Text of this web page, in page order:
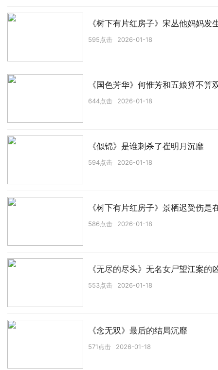
《树下有片红房子》宋丛他妈妈发
595点击 2026-01-18
《国色芳华》何惟芳和五娘算不算
644点击 2026-01-18
《似锦》是谁刺杀了崔明月沉靡
594点击 2026-01-18
《树下有片红房子》景栖迟受伤是
586点击 2026-01-18
《无尽的尽头》无名女尸望江案的
553点击 2026-01-18
《念无双》最后的结局沉靡
571点击 2026-01-18